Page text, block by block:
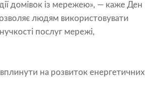
домівок із мережею», — каже Ден
людям використовувати
послуг мережі,
на розвиток енергетичних